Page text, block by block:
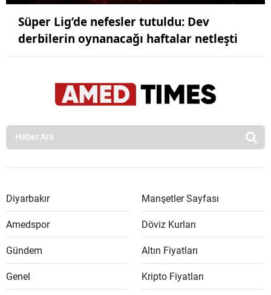
Süper Lig’de nefesler tutuldu: Dev
derbilerin oynanacağı haftalar netleşti
Diyarbakır
Amedspor
Gündem
Genel
Manşetler Sayfası
Döviz Kurları
Altın Fiyatları
Kripto Fiyatları